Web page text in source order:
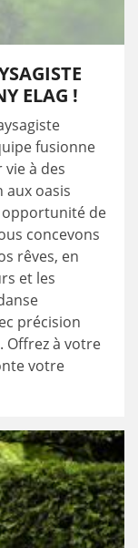
ELAG !
fusionne
à des
aux oasis
de
concevons
rêves, en
et les
précision
Offrez à votre
votre